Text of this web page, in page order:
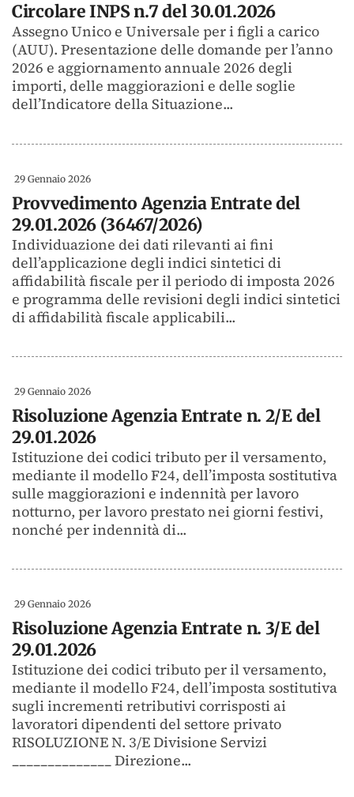
Circolare INPS n.7 del 30.01.2026
Assegno Unico e Universale per i figli a carico
(AUU). Presentazione delle domande per l’anno
2026 e aggiornamento annuale 2026 degli
importi, delle maggiorazioni e delle soglie
dell’Indicatore della Situazione...
29 Gennaio 2026
Provvedimento Agenzia Entrate del
29.01.2026 (36467/2026)
Individuazione dei dati rilevanti ai fini
dell’applicazione degli indici sintetici di
affidabilità fiscale per il periodo di imposta 2026
e programma delle revisioni degli indici sintetici
di affidabilità fiscale applicabili...
29 Gennaio 2026
Risoluzione Agenzia Entrate n. 2/E del
29.01.2026
Istituzione dei codici tributo per il versamento,
mediante il modello F24, dell’imposta sostitutiva
sulle maggiorazioni e indennità per lavoro
notturno, per lavoro prestato nei giorni festivi,
nonché per indennità di...
29 Gennaio 2026
Risoluzione Agenzia Entrate n. 3/E del
29.01.2026
Istituzione dei codici tributo per il versamento,
mediante il modello F24, dell’imposta sostitutiva
sugli incrementi retributivi corrisposti ai
lavoratori dipendenti del settore privato
RISOLUZIONE N. 3/E Divisione Servizi
______________ Direzione...